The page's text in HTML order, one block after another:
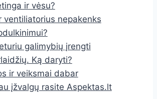
ir vėsu?
ventiliatorius nepakenks
galimybių įrengti
Ką daryti?
ir veiksmai dabar
įžvalgų rasite Aspektas.lt